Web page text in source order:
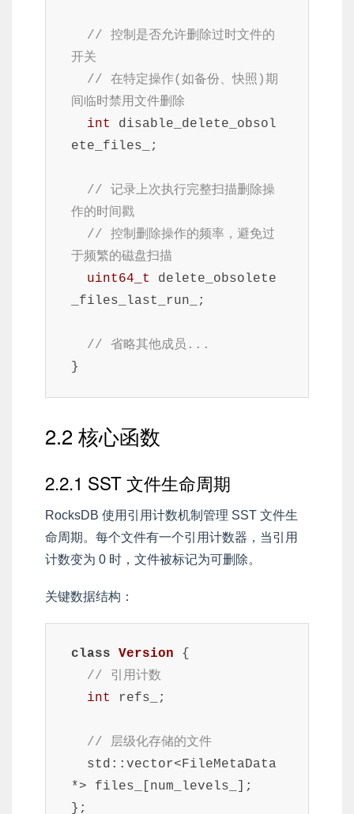
// 控制是否允许删除过时文件的
开关
// 在特定操作(如备份、快照)期
间临时禁用文件删除
int disable_delete_obsol
ete_files_;
// 记录上次执行完整扫描删除操
作的时间戳
// 控制删除操作的频率，避免过
于频繁的磁盘扫描
uint64_t delete_obsolete
_files_last_run_;
// 省略其他成员...
}
2.2 核心函数
2.2.1 SST 文件生命周期
RocksDB 使用引用计数机制管理 SST 文件生
命周期。每个文件有一个引用计数器，当引用
计数变为 0 时，文件被标记为可删除。
关键数据结构：
class Version {
// 引用计数
int refs_;
// 层级化存储的文件
*> files_[num_levels_];
};